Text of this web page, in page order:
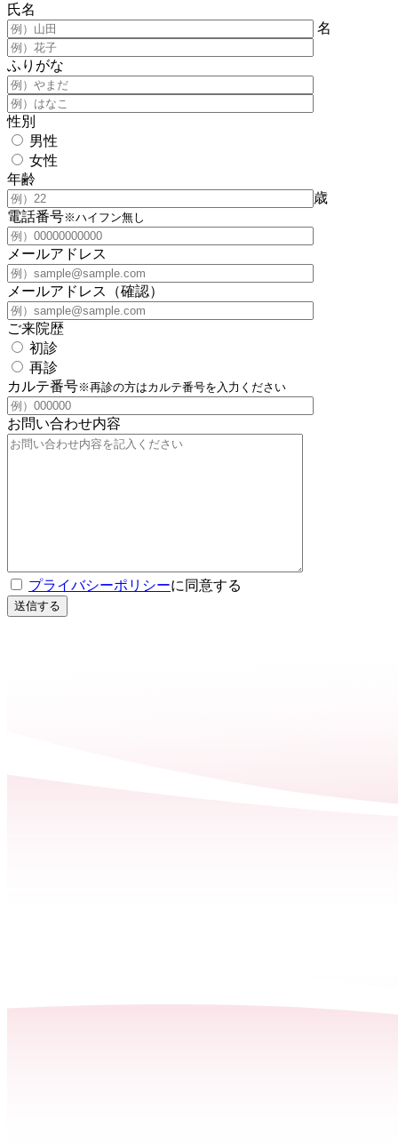
氏名
名
ふりがな
性別
男性
女性
年齢
歳
電話番号※ハイフン無し
メールアドレス
メールアドレス（確認）
ご来院歴
初診
再診
カルテ番号※再診の方はカルテ番号を入力ください
お問い合わせ内容
プライバシーポリシーに同意する